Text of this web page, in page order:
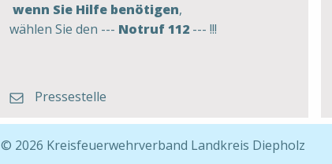
wenn Sie Hilfe benötigen,
wählen Sie den --- Notruf 112--- !!!
Pressestelle
© 2026 Kreisfeuerwehrverband Landkreis Diepholz